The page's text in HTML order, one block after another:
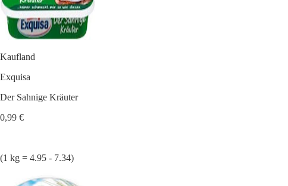
Kaufland
Exquisa
Der Sahnige Kräuter
0,99 €
(1 kg = 4.95 - 7.34)